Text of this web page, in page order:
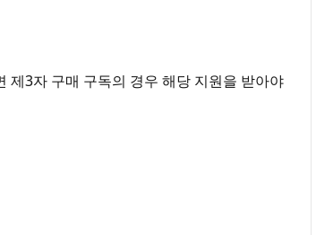
3자 구매 구독의 경우 해당 지원을 받아야